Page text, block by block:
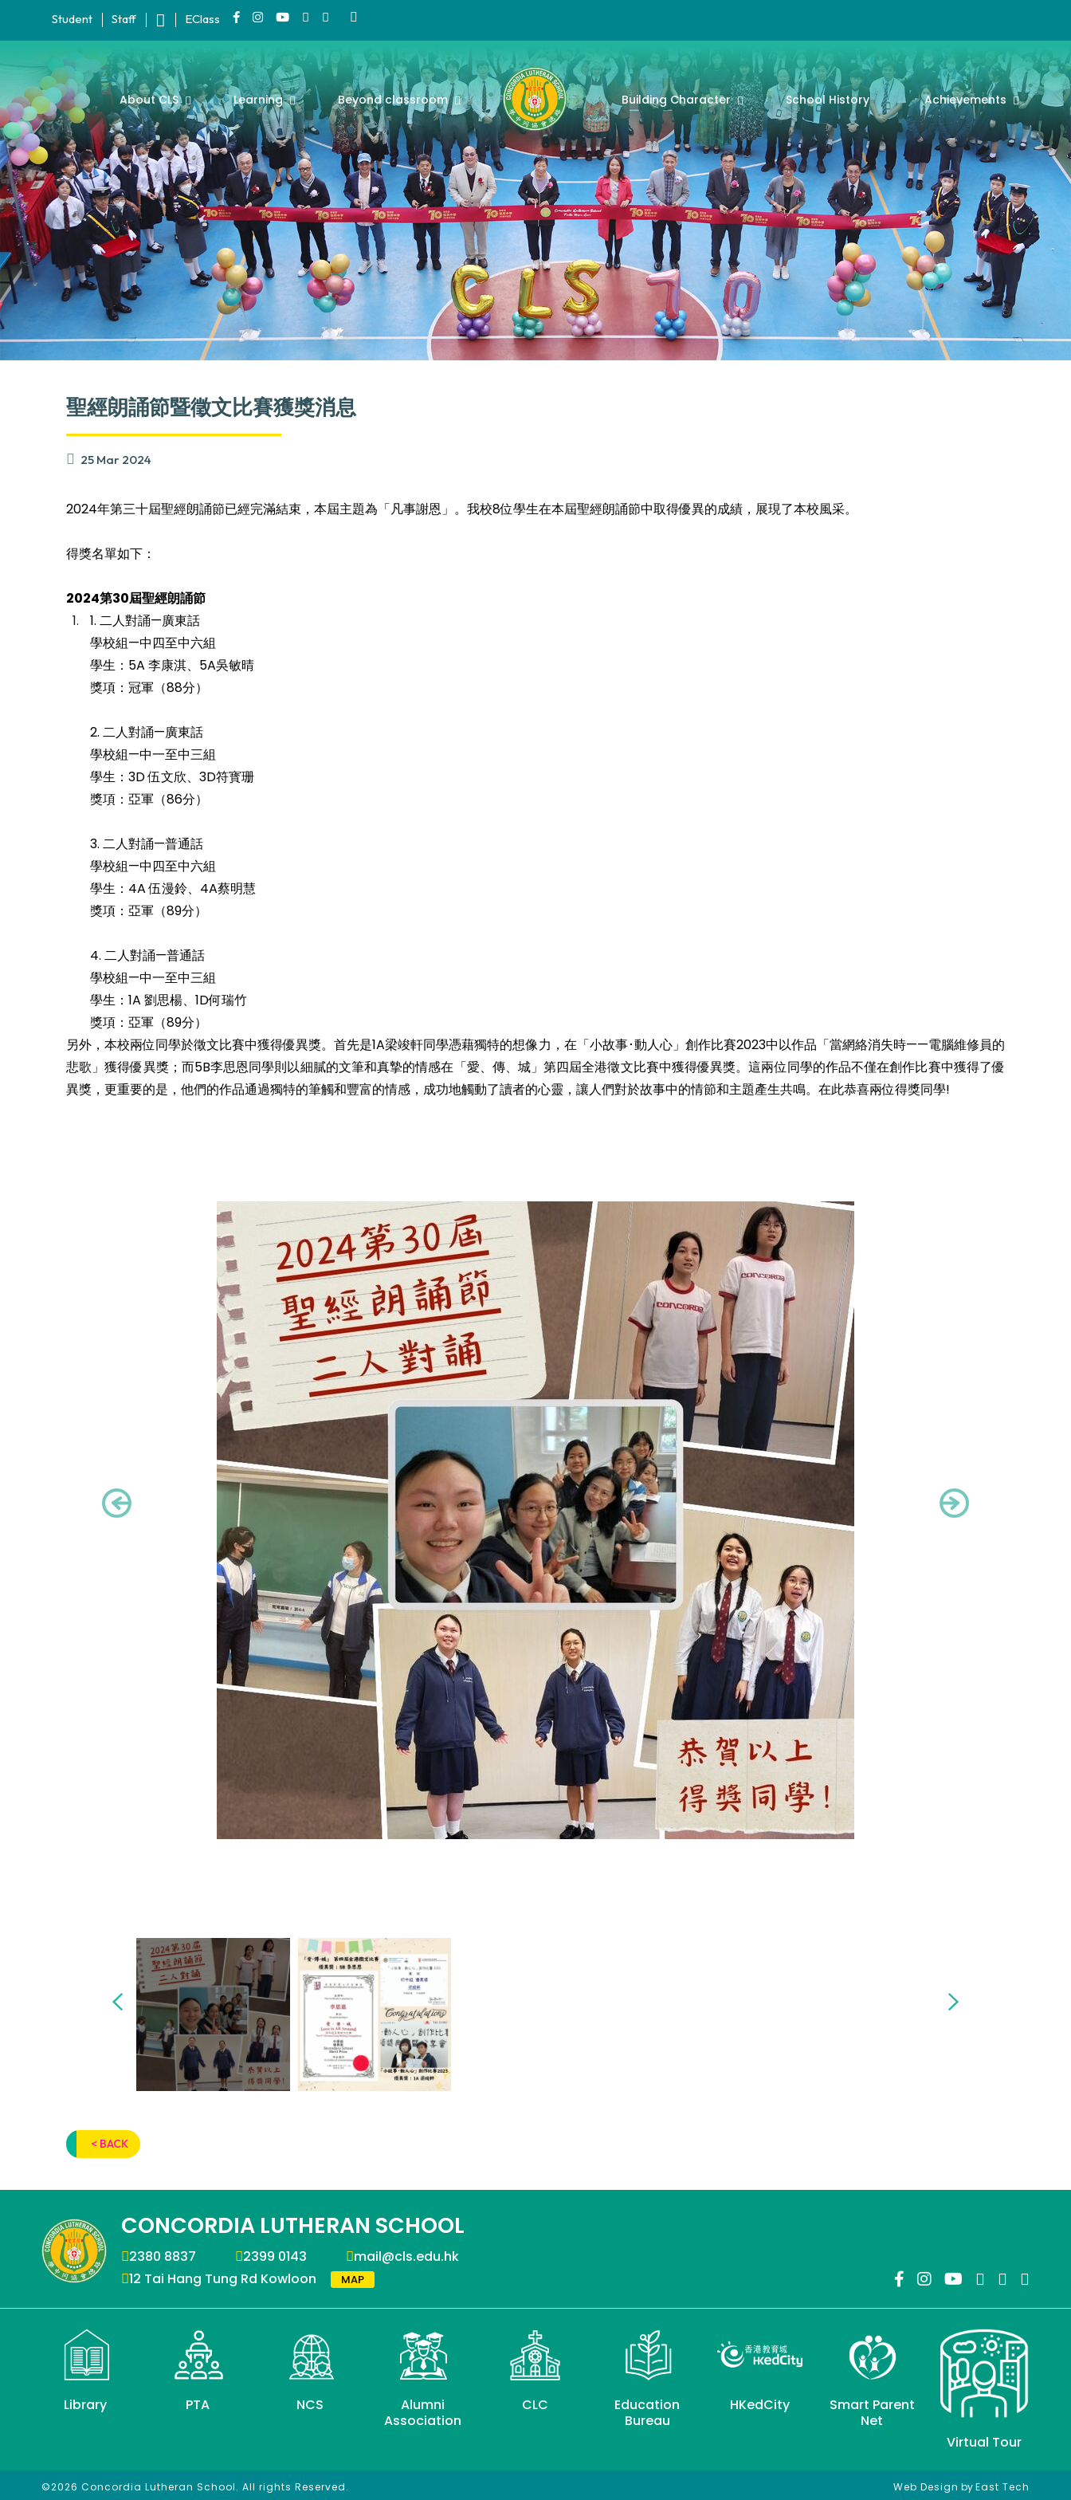
Student Staff EClass
About CLS Learning Beyond classroom Building Character School History Achievements
聖經朗誦節暨徵文比賽獲獎消息
25 Mar 2024
2024年第三十屆聖經朗誦節已經完滿結束，本屆主題為「凡事謝恩」。我校8位學生在本屆聖經朗誦節中取得優異的成績，展現了本校風采。
得獎名單如下：
2024第30屆聖經朗誦節
1. 二人對誦—廣東話
學校組—中四至中六組
學生：5A 李康淇、5A吳敏晴
獎項：冠軍（88分）
2. 二人對誦—廣東話
學校組—中一至中三組
學生：3D 伍文欣、3D符寳珊
獎項：亞軍（86分）
3. 二人對誦—普通話
學校組—中四至中六組
學生：4A 伍漫鈴、4A蔡明慧
獎項：亞軍（89分）
4. 二人對誦—普通話
學校組—中一至中三組
學生：1A 劉思楊、1D何瑞竹
獎項：亞軍（89分）
另外，本校兩位同學於徵文比賽中獲得優異獎。首先是1A梁竣軒同學憑藉獨特的想像力，在「小故事･動人心」創作比賽2023中以作品「當網絡消失時——電腦維修員的
悲歌」獲得優異獎；而5B李思恩同學則以細膩的文筆和真摯的情感在「愛、傳、城」第四屆全港徵文比賽中獲得優異獎。這兩位同學的作品不僅在創作比賽中獲得了優
異獎，更重要的是，他們的作品通過獨特的筆觸和豐富的情感，成功地觸動了讀者的心靈，讓人們對於故事中的情節和主題產生共鳴。在此恭喜兩位得獎同學!
< BACK
CONCORDIA LUTHERAN SCHOOL
2380 8837 2399 0143
mail@cls.edu.hk
12 Tai Hang Tung Rd Kowloon
MAP
Library PTA NCS
Alumni
Association
CLC
Education
Bureau
HKedCity
Smart Parent
Net
Virtual Tour
©2026 Concordia Lutheran School. All rights Reserved. Web Design byEast Tech